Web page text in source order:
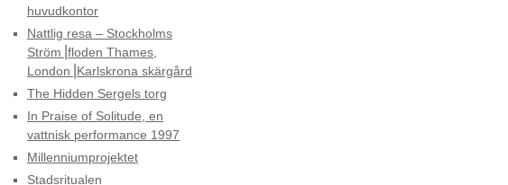
huvudkontor
Nattlig resa – Stockholms
Ström⎟floden Thames,
London⎟Karlskrona skärgård
The Hidden Sergels torg
In Praise of Solitude, en
vattnisk performance 1997
Millenniumprojektet
Stadsritualen